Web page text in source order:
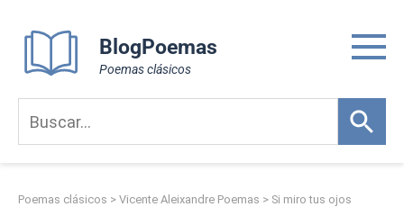
content
BlogPoemas
Poemas clásicos
Poemas clásicos > Vicente Aleixandre Poemas > Si miro tus ojos